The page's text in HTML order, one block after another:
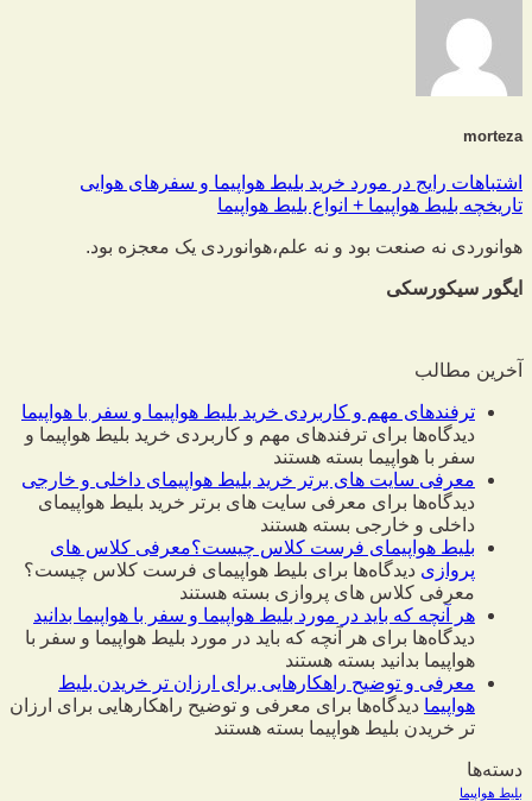
morteza
اشتباهات رایج در مورد خرید بلیط هواپیما و سفرهای هوایی
تاریخچه بلیط هواپیما + انواع بلیط هواپیما
هوانوردی نه صنعت بود و نه علم،هوانوردی یک معجزه بود.
ایگور سیکورسکی
آخرین مطالب
ترفندهای مهم و کاربردی خرید بلیط هواپیما و سفر با هواپیما
دیدگاه‌ها برای ترفندهای مهم و کاربردی خرید بلیط هواپیما و
سفر با هواپیما بسته هستند
معرفی سایت های برتر خرید بلیط هواپیمای داخلی و خارجی
دیدگاه‌ها برای معرفی سایت های برتر خرید بلیط هواپیمای
داخلی و خارجی بسته هستند
بلیط هواپیمای فرست کلاس چیست؟معرفی کلاس های
پروازی دیدگاه‌ها برای بلیط هواپیمای فرست کلاس چیست؟
معرفی کلاس های پروازی بسته هستند
هر آنچه که باید در مورد بلیط هواپیما و سفر با هواپیما بدانید
دیدگاه‌ها برای هر آنچه که باید در مورد بلیط هواپیما و سفر با
هواپیما بدانید بسته هستند
معرفی و توضیح راهکارهایی برای ارزان تر خریدن بلیط
هواپیما دیدگاه‌ها برای معرفی و توضیح راهکارهایی برای ارزان
تر خریدن بلیط هواپیما بسته هستند
دسته‌ها
بلیط هواپیما